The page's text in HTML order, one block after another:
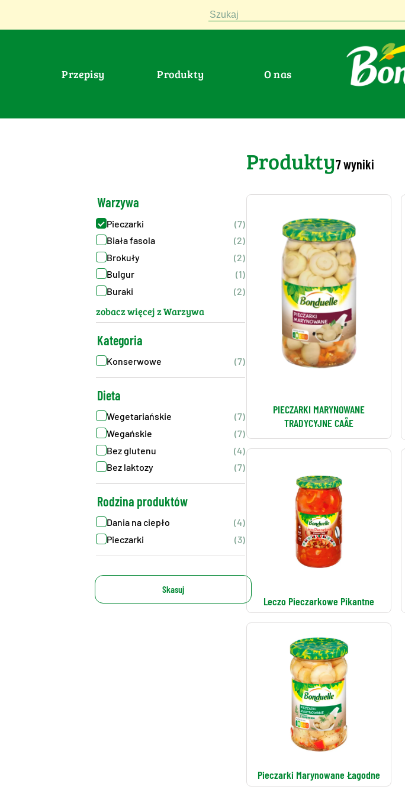
Szukaj
Przepisy Produkty O nas
Produkty7 wyniki
Warzywa
Pieczarki
(7)
Biała fasola
(2)
Brokuły
(2)
Bulgur
(1)
Buraki
(2)
zobacz więcej z Warzywa
Kategoria
Konserwowe (7)
Dieta
Wegetariańskie
(7)
Wegańskie
(7)
Bez glutenu
(4)
Bez laktozy
(7)
Rodzina produktów
Dania na ciepło
(4)
Pieczarki
(3)
Skasuj
PIECZARKI MARYNOWANE
TRADYCYJNE CAÅE
Leczo Pieczarkowe Pikantne
Pieczarki Marynowane Łagodne